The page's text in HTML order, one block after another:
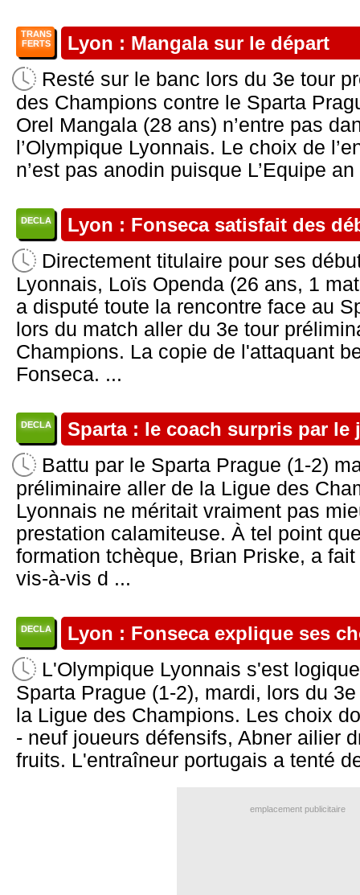
TRANS
FERTS
Lyon : Mangala sur le départ
Resté sur le banc lors du 3e tour
des Champions contre le Sparta
Orel Mangala (28 ans) n’entre pas
l’Olympique Lyonnais. Le choix de
n’est pas anodin puisque L’Equipe an
DECLA Lyon : Fonseca satisfait des
Directement titulaire pour ses
Lyonnais, Loïs Openda (26 ans, 1
a disputé toute la rencontre face au
lors du match aller du 3e tour
Champions. La copie de l'attaquant
Fonseca. ...
DECLA Sparta : le coach surpris par le
Battu par le Sparta Prague (1-2)
préliminaire aller de la Ligue des
Lyonnais ne méritait vraiment pas
prestation calamiteuse. À tel point
formation tchèque, Brian Priske, a
vis-à-vis d ...
DECLA Lyon : Fonseca explique ses
L'Olympique Lyonnais s'est
Sparta Prague (1-2), mardi, lors du
la Ligue des Champions. Les choix
- neuf joueurs défensifs, Abner ailier
fruits. L'entraîneur portugais a tenté
emplacement publicitaire